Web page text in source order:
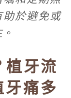
助於避免或
。
植牙流
牙痛多